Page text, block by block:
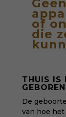
of
die
THUIS IS
De
van hoe het